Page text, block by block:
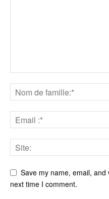
Save my name, email,
next time I comment.